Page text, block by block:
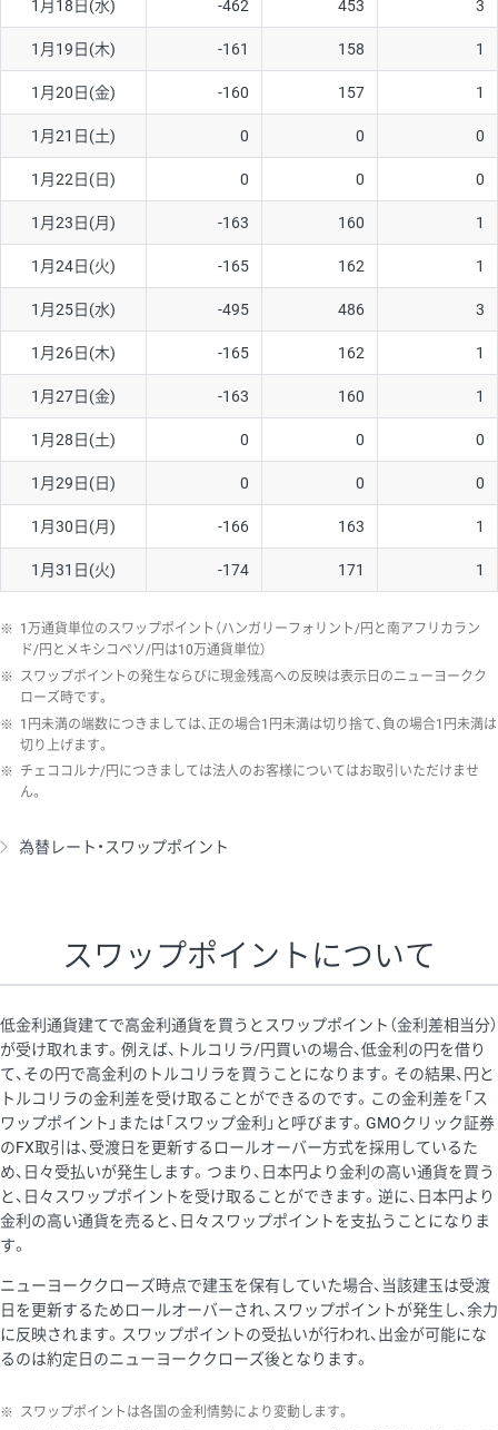
ソ/円は10万通貨単位。
1月18日(水) -462 453 3
1月19日(木) -161 158 1
1月20日(金) -160 157 1
1月21日(土) 0 0 0
1月22日(日) 0 0 0
1月23日(月) -163 160 1
1月24日(火) -165 162 1
1月25日(水) -495 486 3
1月26日(木) -165 162 1
1月27日(金) -163 160 1
1月28日(土) 0 0 0
1月29日(日) 0 0 0
1月30日(月) -166 163 1
1月31日(火) -174 171 1
※ 1万通貨単位のスワップポイント（ハンガリーフォリント/円と南アフリカラン
ド/円とメキシコペソ/円は10万通貨単位）
※ スワップポイントの発生ならびに現金残高への反映は表示日のニューヨークク
ローズ時です。
※ 1円未満の端数につきましては、正の場合1円未満は切り捨て、負の場合1円未満は
切り上げます。
※ チェココルナ/円につきましては法人のお客様についてはお取引いただけませ
ん。
為替レート・スワップポイント
スワップポイントについて
低金利通貨建てで高金利通貨を買うとスワップポイント（金利差相当分）
が受け取れます。例えば、トルコリラ/円買いの場合、低金利の円を借り
て、その円で高金利のトルコリラを買うことになります。その結果、円と
トルコリラの金利差を受け取ることができるのです。この金利差を「ス
ワップポイント」または「スワップ金利」と呼びます。GMOクリック証券
のFX取引は、受渡日を更新するロールオーバー方式を採用しているた
め、日々受払いが発生します。つまり、日本円より金利の高い通貨を買う
と、日々スワップポイントを受け取ることができます。逆に、日本円より
金利の高い通貨を売ると、日々スワップポイントを支払うことになりま
す。
ニューヨーククローズ時点で建玉を保有していた場合、当該建玉は受渡
日を更新するためロールオーバーされ、スワップポイントが発生し、余力
に反映されます。スワップポイントの受払いが行われ、出金が可能にな
るのは約定日のニューヨーククローズ後となります。
※ スワップポイントは各国の金利情勢により変動します。